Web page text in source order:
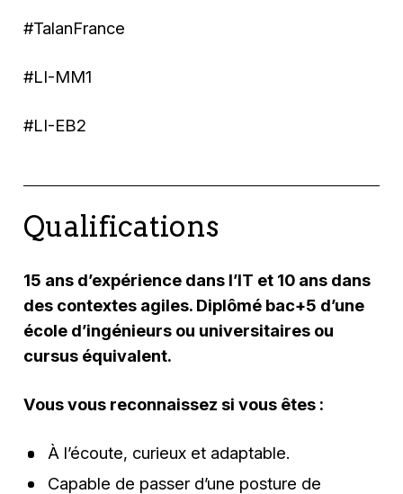
#TalanFrance
#LI-MM1
#LI-EB2
Qualifications
15 ans d’expérience dans l’IT et 10 ans dans
des contextes agiles. Diplômé bac+5 d’une
école d’ingénieurs ou universitaires ou
cursus équivalent.
Vous vous reconnaissez si vous êtes :
À l’écoute, curieux et adaptable.
Capable de passer d’une posture de